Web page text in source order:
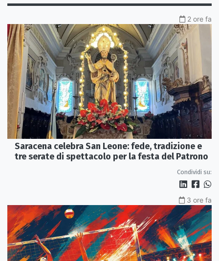
2 ore fa
Saracena celebra San Leone: fede, tradizione e
tre serate di spettacolo per la festa del Patrono
Condividi su:
3 ore fa